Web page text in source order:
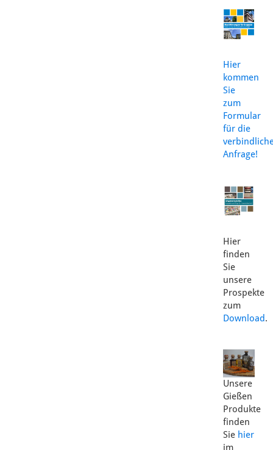
Hier
kommen
Sie
zum
Formular
für die
Anfrage!
Hier
finden
Sie
unsere
Prospekte
zum
Download.
Unsere
Gießen
Produkte
finden
Sie hier
im